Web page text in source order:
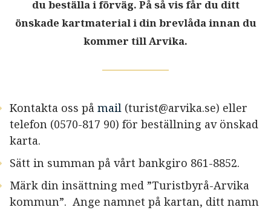
du beställa i förväg. På så vis får du ditt
önskade kartmaterial i din brevlåda innan du
kommer till Arvika.
Kontakta oss på mail (turist@arvika.se) eller
telefon (0570-817 90) för beställning av önskad
karta.
Sätt in summan på vårt bankgiro 861-8852.
Märk din insättning med ”Turistbyrå-Arvika
kommun”. Ange namnet på kartan, ditt namn